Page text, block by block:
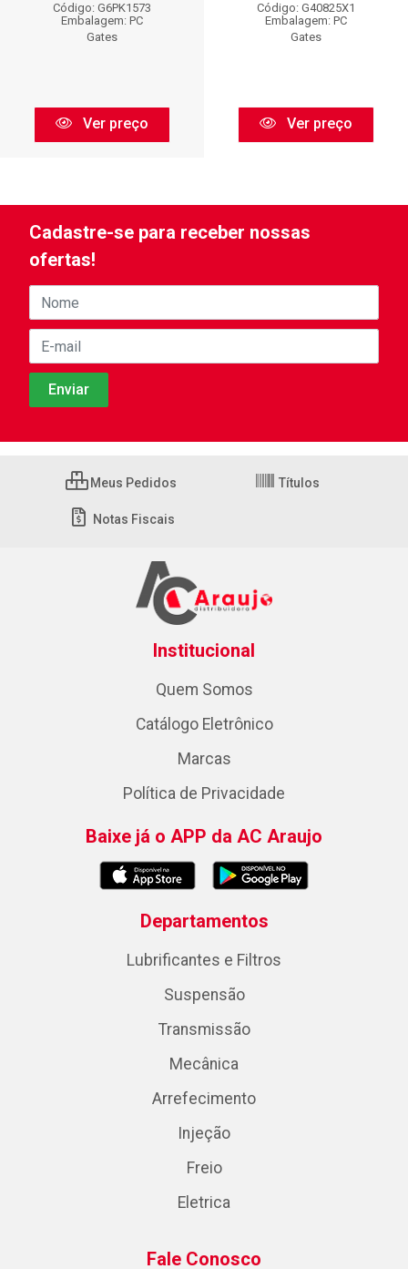
Código: G6PK1573
Embalagem: PC
Gates
Ver preço
Código: G40825X1
Embalagem: PC
Gates
Ver preço
Cadastre-se para receber nossas
ofertas!
Meus Pedidos Títulos
Notas Fiscais
Institucional
Quem Somos
Catálogo Eletrônico
Marcas
Política de Privacidade
Baixe já o APP da AC Araujo
Departamentos
Lubrificantes e Filtros
Suspensão
Transmissão
Mecânica
Arrefecimento
Injeção
Freio
Eletrica
Fale Conosco